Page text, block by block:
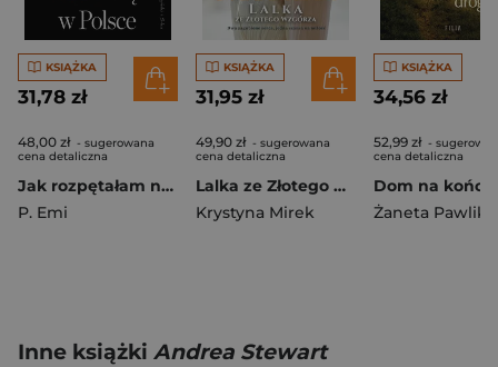
KSIĄŻKA
31,78 zł
48,00 zł - sugerowana
cena detaliczna
Jak rozpętałam największą seksaferę w Polsce
P. Emi
KSIĄŻKA
31,95 zł
49,90 zł - sugerowana
cena detaliczna
Lalka ze Złotego Wzgórza
Krystyna Mirek
KSIĄŻKA
34,56 zł
52,99 zł -
cena detaliczna
Żaneta Pawlik
Inne książki Andrea Stewart